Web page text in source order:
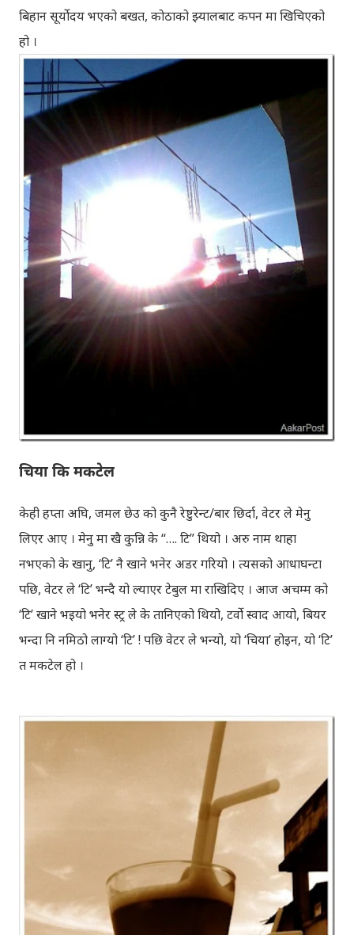
बिहान सूर्योदय भएको बखत, कोठाको झ्यालबाट कपन मा खिचिएको
हो ।
चिया कि मकटेल
केही हप्ता अघि, जमल छेउ को कुनै रेष्टुरेन्ट/बार छिर्दा, वेटर ले मेनु
लिएर आए । मेनु मा खै कुन्नि के “…. टि” थियो । अरु नाम थाहा
नभएको के खानु, ‘टि’ नै खाने भनेर अडर गरियो । त्यसको आधाघन्टा
पछि, वेटर ले ‘टि’ भन्दै यो ल्याएर टेबुल मा राखिदिए । आज अचम्म को
‘टि’ खाने भइयो भनेर स्ट्र ले के तानिएको थियो, टर्वो स्वाद आयो, बियर
भन्दा नि नमिठो लाग्यो ‘टि’ ! पछि वेटर ले भन्यो, यो ‘चिया’ होइन, यो ‘टि’
त मकटेल हो ।